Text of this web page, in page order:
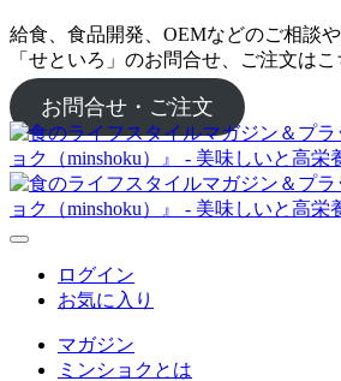
給食、食品開発、OEMなどのご相談
「せといろ」のお問合せ、ご注文はこ
お問合せ・ご注文
ログイン
お気に入り
マガジン
ミンショクとは